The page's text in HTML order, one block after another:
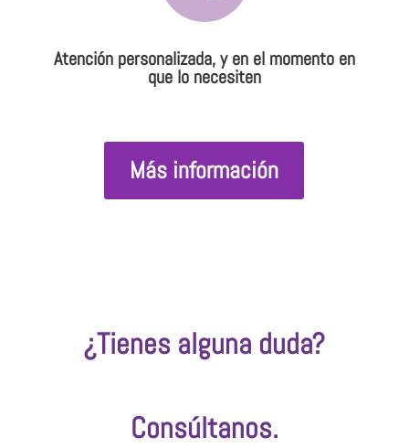
Atención personalizada, y en el momento en
que lo necesiten
Más información
¿Tienes alguna duda?
Consúltanos.